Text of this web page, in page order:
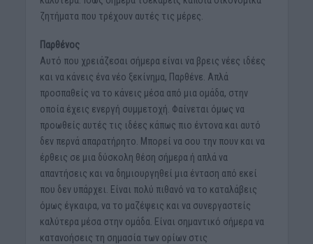
ζητήματα που τρέχουν αυτές τις μέρες.
Παρθένος
Αυτό που χρειάζεσαι σήμερα είναι να βρεις νέες ιδέες
και να κάνεις ένα νέο ξεκίνημα, Παρθένε. Απλά
προσπαθείς να το κάνεις μέσα από μια ομάδα, στην
οποία έχεις ενεργή συμμετοχή. Φαίνεται όμως να
προωθείς αυτές τις ιδέες κάπως πιο έντονα και αυτό
δεν περνά απαρατήρητο. Μπορεί να σου την πουν και να
έρθεις σε μια δύσκολη θέση σήμερα ή απλά να
απαντήσεις και να δημιουργηθεί μια ένταση από εκεί
που δεν υπάρχει. Είναι πολύ πιθανό να το καταλάβεις
όμως έγκαιρα, να το μαζέψεις και να συνεργαστείς
καλύτερα μέσα στην ομάδα. Είναι σημαντικό σήμερα να
κατανοήσεις τη σημασία των ορίων στις